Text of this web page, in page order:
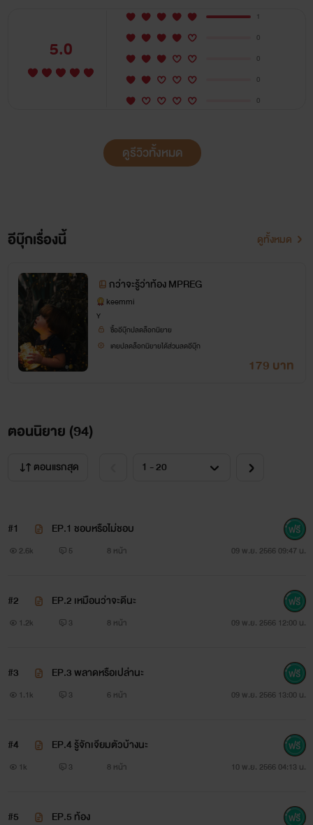
5.0
1
0
0
0
0
ดูรีวิวทั้งหมด
อีบุ๊กเรื่องนี้ ดูทั้งหมด
กว่าจะรู้ว่าท้อง MPREG
keemmi
Y
ซื้ออีบุ๊กปลดล็อกนิยาย
เคยปลดล็อกนิยายได้ส่วนลดอีบุ๊ก
179 บาท
ตอนนิยาย (94)
ตอนแรกสุด
#1 EP.1 ชอบหรือไม่ชอบ
2.6k 5 8 หน้า 09 พ.ย. 2566 09:47 น.
#2 EP.2 เหมือนว่าจะดีนะ
1.2k 3 8 หน้า 09 พ.ย. 2566 12:00 น.
#3 EP.3 พลาดหรือเปล่านะ
1.1k 3 6 หน้า 09 พ.ย. 2566 13:00 น.
#4 EP.4 รู้จักเจียมตัวบ้างนะ
1k 3 8 หน้า 10 พ.ย. 2566 04:13 น.
#5 EP.5 ท้อง